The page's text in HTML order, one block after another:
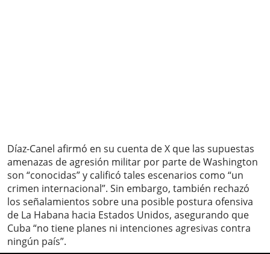
Díaz-Canel afirmó en su cuenta de X que las supuestas
amenazas de agresión militar por parte de Washington
son “conocidas” y calificó tales escenarios como “un
crimen internacional”. Sin embargo, también rechazó
los señalamientos sobre una posible postura ofensiva
de La Habana hacia Estados Unidos, asegurando que
Cuba “no tiene planes ni intenciones agresivas contra
ningún país”.